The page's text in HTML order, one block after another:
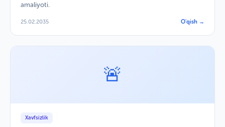
amaliyoti.
25.02.2035 O'qish →
🚨
Xavfsizlik